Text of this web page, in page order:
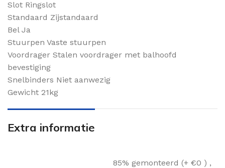
Slot Ringslot
Standaard Zijstandaard
Bel Ja
Stuurpen Vaste stuurpen
Voordrager Stalen voordrager met balhoofd
bevestiging
Snelbinders Niet aanwezig
Gewicht 21kg
Extra informatie
85% gemonteerd (+ €0 ) ,